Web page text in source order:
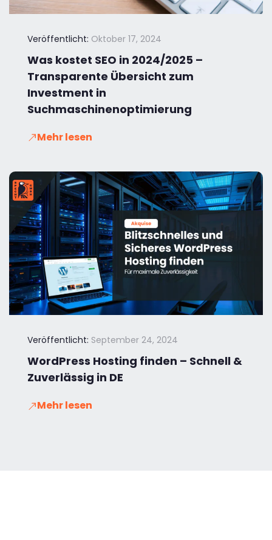
Veröffentlicht: Oktober 17, 2024
Was kostet SEO in 2024/2025 –
Transparente Übersicht zum
Investment in
Suchmaschinenoptimierung
Mehr lesen
Veröffentlicht: September 24, 2024
WordPress Hosting finden – Schnell &
Zuverlässig in DE
Mehr lesen